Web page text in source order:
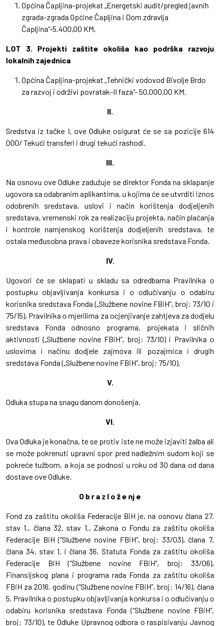
Općina Čapljina-projekat „Energetski audit/pregled javnih
zgrada-zgrada Općine Čapljina i Dom zdravlja
Čapljina“-5.400,00 KM,
LOT 3. Projekti zaštite okoliša kao podrška razvoju
lokalnih zajednica
Općina Čapljina-projekat „Tehnički vodovod Bivolje Brdo
za razvoj i održivi povratak-II faza“- 50.000,00 KM.
II.
Sredstva iz tačke I. ove Odluke osigurat će se sa pozicije 614
000/ Tekući transferi i drugi tekući rashodi.
III.
Na osnovu ove Odluke zadužuje se direktor Fonda na sklapanje
ugovora sa odabranim aplikantima, u kojima će se utvrditi iznos
odobrenih sredstava, uslovi i način korištenja dodjeljenih
sredstava, vremenski rok za realizaciju projekta, način plaćanja
i kontrole namjenskog korištenja dodjeljenih sredstava, te
ostala međusobna prava i obaveze korisnika sredstava Fonda.
IV.
Ugovori će se sklapati u skladu sa odredbama Pravilnika o
postupku objavljivanja konkursa i o odlučivanju o odabiru
korisnika sredstava Fonda („Službene novine FBiH“, broj: 73/10 i
75/15), Pravilnika o mjerilima za ocjenjivanje zahtjeva za dodjelu
sredstava Fonda odnosno programa, projekata i sličnih
aktivnosti („Službene novine FBiH“, broj: 73/10) i Pravilnika o
uslovima i načinu dodjele zajmova ili pozajmica i drugih
sredstava Fonda („Službene novine FBiH“, broj: 75/10).
V.
Odluka stupa na snagu danom donošenja.
VI.
Ova Odluka je konačna, te se protiv iste ne može izjaviti žalba ali
se može pokrenuti upravni spor pred nadležnim sudom koji se
pokreće tužbom, a koja se podnosi u roku od 30 dana od dana
dostave ove Odluke.
O b r a z l o ž e nj e
Fond za zaštitu okoliša Federacije BiH je, na osnovu člana 27.
stav 1., člana 32. stav 1., Zakona o Fondu za zaštitu okoliša
Federacije BiH (“Službene novine FBiH”, broj: 33/03), člana 7,
člana 34, stav 1. i člana 36. Statuta Fonda za zaštitu okoliša
Federacije BiH (“Službene novine FBiH”, broj: 33/06),
Finansijskog plana i programa rada Fonda za zaštitu okoliša
FBiH za 2016. godinu (“Službene novine FBiH”, broj: 14/16), člana
5. Pravilnika o postupku objavljivanja konkursa i o odlučivanju o
odabiru korisnika sredstava Fonda (“Službene novine FBiH”,
broj: 73/10), te Odluke Upravnog odbora o raspisivanju Javnog